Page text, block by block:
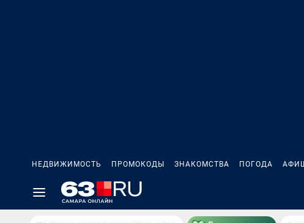
НЕДВИЖИМОСТЬ ПРОМОКОДЫ ЗНАКОМСТВА ПОГОДА